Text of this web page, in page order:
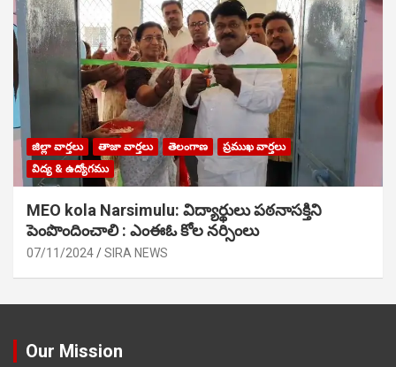
జిల్లా వార్తలు తాజా వార్తలు తెలంగాణ
ప్రముఖ వార్తలు
విద్య & ఉద్యోగము
MEO kola Narsimulu: విద్యార్థులు పఠ‌నాసక్తిని
పెంపొందించాలి : ఎంఈఓ కోల నర్సింలు
07/11/2024 SIRA NEWS
Our Mission